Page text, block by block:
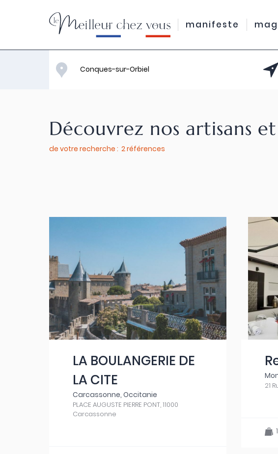
manifeste
Découvrez nos artisans
de votre recherche : 2 références
LA BOULANGERIE DE
LA CITE
Carcassonne, Occitanie
PLACE AUGUSTE PIERRE PONT, 11000
Carcassonne
21